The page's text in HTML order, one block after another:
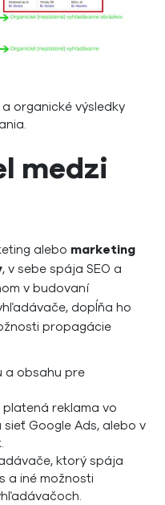
organické výsledky
medzi
alebo marketing
, v sebe spája SEO a
v budovaní
dopĺňa ho
propagácie
a obsahu pre
platená reklama vo
Google Ads, alebo v
ktorý spája
a iné možnosti